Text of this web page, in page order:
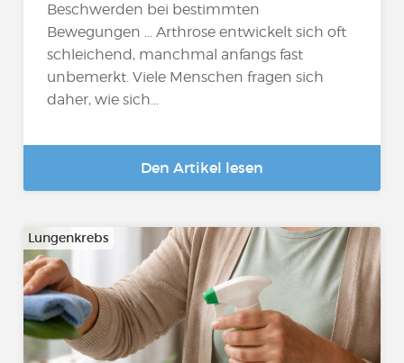
Beschwerden bei bestimmten
Bewegungen … Arthrose entwickelt sich oft
schleichend, manchmal anfangs fast
unbemerkt. Viele Menschen fragen sich
daher, wie sich...
Den Artikel lesen
Lungenkrebs